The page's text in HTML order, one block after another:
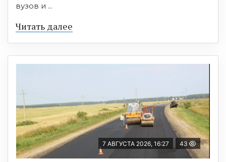
вузов и ...
Читать далее
7 АВГУСТА 2026, 16:27 43